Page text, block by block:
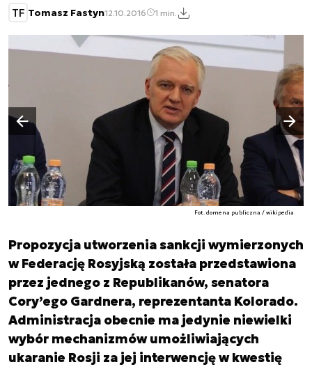
TF Tomasz Fastyn12.10.2016 1 min.
Fot. domena publiczna / wikipedia
Poprzedni slajd
Następny slajd
Propozycja utworzenia sankcji wymierzonych
w Federację Rosyjską została przedstawiona
przez jednego z Republikanów, senatora
Cory’ego Gardnera, reprezentanta Kolorado.
Administracja obecnie ma jedynie niewielki
wybór mechanizmów umożliwiających
ukaranie Rosji za jej interwencję w kwestię